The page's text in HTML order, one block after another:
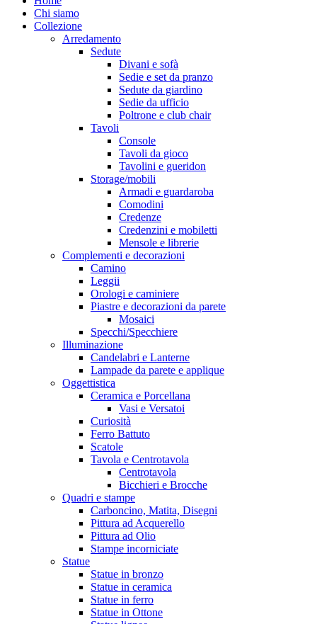
Menu
Chi siamo
Collezione
Arredamento
Sedute
Divani e sofà
Sedie e set da pranzo
Sedute da giardino
Sedie da ufficio
Poltrone e club chair
Tavoli
Console
Tavoli da gioco
Tavolini e gueridon
Storage/mobili
Armadi e guardaroba
Comodini
Credenze
Credenzini e mobiletti
Mensole e librerie
Complementi e decorazioni
Camino
Leggii
Orologi e caminiere
Piastre e decorazioni da parete
Mosaici
Specchi/Specchiere
Illuminazione
Candelabri e Lanterne
Lampade da parete e applique
Oggettistica
Ceramica e Porcellana
Vasi e Versatoi
Curiosità
Ferro Battuto
Scatole
Tavola e Centrotavola
Centrotavola
Bicchieri e Brocche
Quadri e stampe
Carboncino, Matita, Disegni
Pittura ad Acquerello
Pittura ad Olio
Stampe incorniciate
Statue
Statue in bronzo
Statue in ceramica
Statue in ferro
Statue in Ottone